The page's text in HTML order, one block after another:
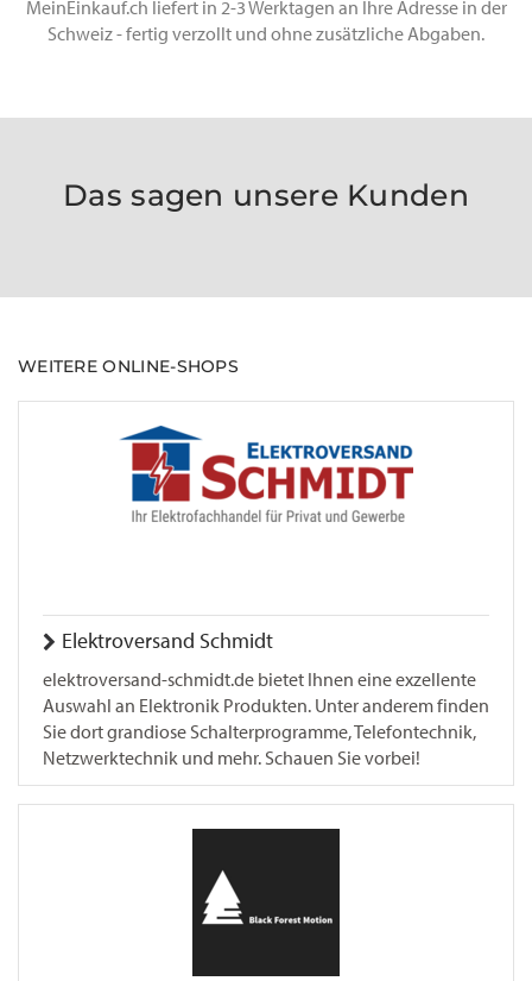
MeinEinkauf.ch liefert in 2-3 Werktagen an Ihre Adresse in der
Schweiz - fertig verzollt und ohne zusätzliche Abgaben.
Das sagen unsere Kunden
WEITERE ONLINE-SHOPS
Elektroversand Schmidt
elektroversand-schmidt.de bietet Ihnen eine exzellente
Auswahl an Elektronik Produkten. Unter anderem finden
Sie dort grandiose Schalterprogramme, Telefontechnik,
Netzwerktechnik und mehr. Schauen Sie vorbei!